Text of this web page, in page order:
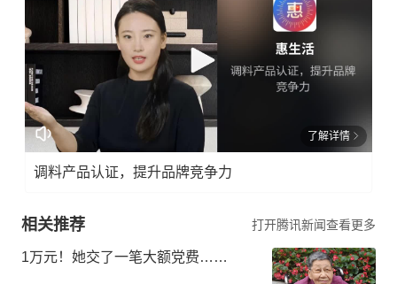
了解详情
调料产品认证，提升品牌竞争力
相关推荐 打开腾讯新闻查看更多
1万元！她交了一笔大额党费……